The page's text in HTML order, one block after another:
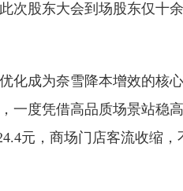
次股东大会到场股东仅十
成为奈雪降本增效的核心
一度凭借高品质场景站稳
元，商场门店客流收缩，